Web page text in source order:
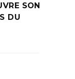
SON
DU